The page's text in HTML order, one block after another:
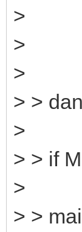
>
>
>
> >
>
> > if
>
> >